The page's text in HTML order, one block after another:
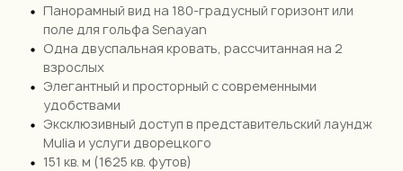
Панорамный вид на 180-градусный горизонт или
поле для гольфа Senayan
Одна двуспальная кровать, рассчитанная на 2
взрослых
Элегантный и просторный с современными
удобствами
Эксклюзивный доступ в представительский лаундж
Mulia и услуги дворецкого
151 кв. м (1625 кв. футов)